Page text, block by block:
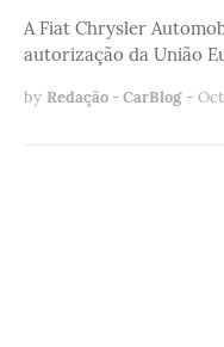
A Fiat Chrysler
autorização da União
by Redação - CarBlog -